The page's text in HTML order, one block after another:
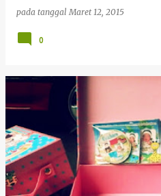
pada tanggalMaret 12, 2015
0